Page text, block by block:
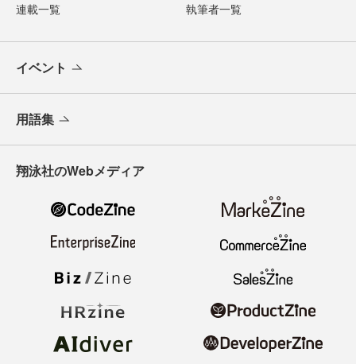
連載一覧 執筆者一覧
イベント
用語集
翔泳社のWebメディア